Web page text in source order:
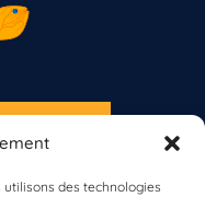
des technologies
à Biolit ?